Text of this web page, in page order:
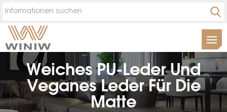
Weiches PU-Leder Und
Veganes Leder Für Die
Matte